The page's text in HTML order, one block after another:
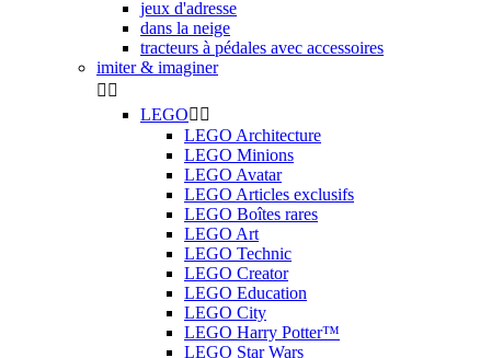
jeux d'adresse
dans la neige
tracteurs à pédales avec accessoires
imiter & imaginer
 
LEGO 
LEGO Architecture
LEGO Minions
LEGO Avatar
LEGO Articles exclusifs
LEGO Boîtes rares
LEGO Art
LEGO Technic
LEGO Creator
LEGO Education
LEGO City
LEGO Harry Potter™
LEGO Star Wars